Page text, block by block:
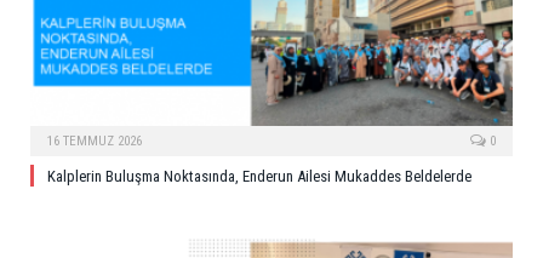
16 TEMMUZ 2026 0
Kalplerin Buluşma Noktasında, Enderun Ailesi Mukaddes Beldelerde